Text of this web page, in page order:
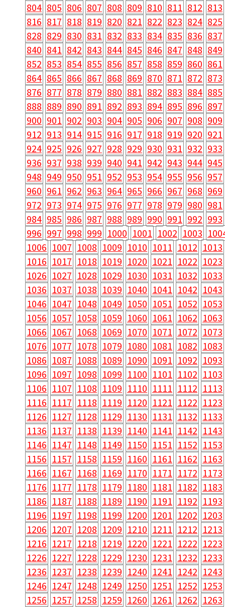
804 805 806 807 808 809 810 811 812 813
816 817 818 819 820 821 822 823 824 825
828 829 830 831 832 833 834 835 836 837
840 841 842 843 844 845 846 847 848 849
852 853 854 855 856 857 858 859 860 861
864 865 866 867 868 869 870 871 872 873
876 877 878 879 880 881 882 883 884 885
888 889 890 891 892 893 894 895 896 897
900 901 902 903 904 905 906 907 908 909
912 913 914 915 916 917 918 919 920 921
924 925 926 927 928 929 930 931 932 933
936 937 938 939 940 941 942 943 944 945
948 949 950 951 952 953 954 955 956 957
960 961 962 963 964 965 966 967 968 969
972 973 974 975 976 977 978 979 980 981
984 985 986 987 988 989 990 991 992 993
996 997 998 999 1000 1001 1002 1003
1006 1007 1008 1009 1010 1011 1012 1013
1016 1017 1018 1019 1020 1021 1022 1023
1026 1027 1028 1029 1030 1031 1032 1033
1036 1037 1038 1039 1040 1041 1042 1043
1046 1047 1048 1049 1050 1051 1052 1053
1056 1057 1058 1059 1060 1061 1062 1063
1066 1067 1068 1069 1070 1071 1072 1073
1076 1077 1078 1079 1080 1081 1082 1083
1086 1087 1088 1089 1090 1091 1092 1093
1096 1097 1098 1099 1100 1101 1102 1103
1106 1107 1108 1109 1110 1111 1112 1113
1116 1117 1118 1119 1120 1121 1122 1123
1126 1127 1128 1129 1130 1131 1132 1133
1136 1137 1138 1139 1140 1141 1142 1143
1146 1147 1148 1149 1150 1151 1152 1153
1156 1157 1158 1159 1160 1161 1162 1163
1166 1167 1168 1169 1170 1171 1172 1173
1176 1177 1178 1179 1180 1181 1182 1183
1186 1187 1188 1189 1190 1191 1192 1193
1196 1197 1198 1199 1200 1201 1202 1203
1206 1207 1208 1209 1210 1211 1212 1213
1216 1217 1218 1219 1220 1221 1222 1223
1226 1227 1228 1229 1230 1231 1232 1233
1236 1237 1238 1239 1240 1241 1242 1243
1246 1247 1248 1249 1250 1251 1252 1253
1256 1257 1258 1259 1260 1261 1262 1263